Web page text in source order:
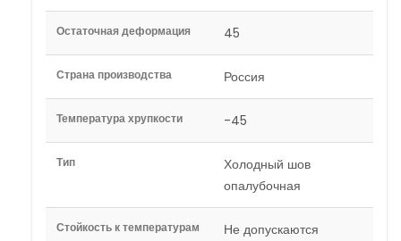
Остаточная деформация 45
Страна производства Россия
Температура хрупкости -45
Тип
Холодный шов
опалубочная
Стойкость к температурам
Не допускаются